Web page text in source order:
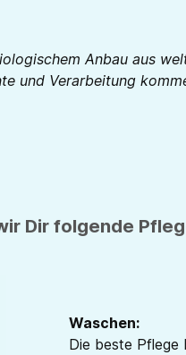
Anbau aus
und Verarbeitung
Dir folgende
Waschen:
Die beste Pflege